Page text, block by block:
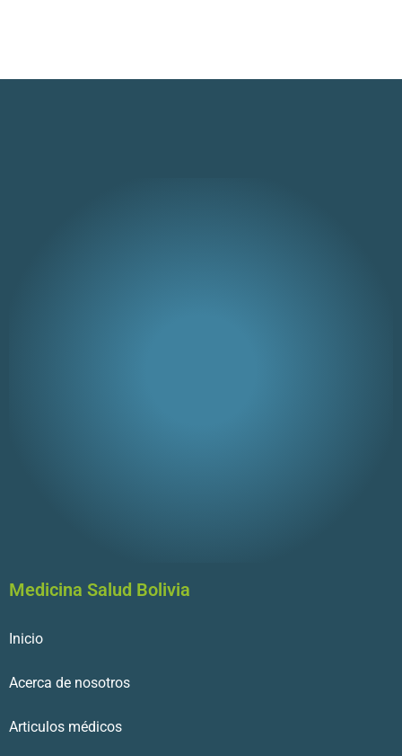
Medicina Salud Bolivia
Inicio
Acerca de nosotros
Articulos médicos